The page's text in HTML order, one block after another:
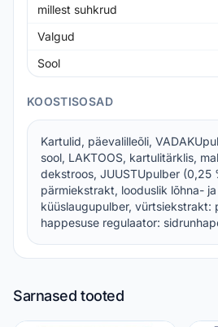
millest suhkrud
Valgud
Sool
KOOSTISOSAD
Kartulid, päevalilleõli,
sool, LAKTOOS, kartulitärklis,
dekstroos, JUUSTUpulber (0,25
pärmiekstrakt, looduslik lõhna-
küüslaugupulber, vürtsiekstrakt:
happesuse regulaator:
Sarnased tooted